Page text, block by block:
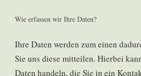
Wie erfassen wir Ihre Daten?
Ihre Daten werden zum einen
Sie uns diese mitteilen. Hierbei
Daten handeln, die Sie in ein